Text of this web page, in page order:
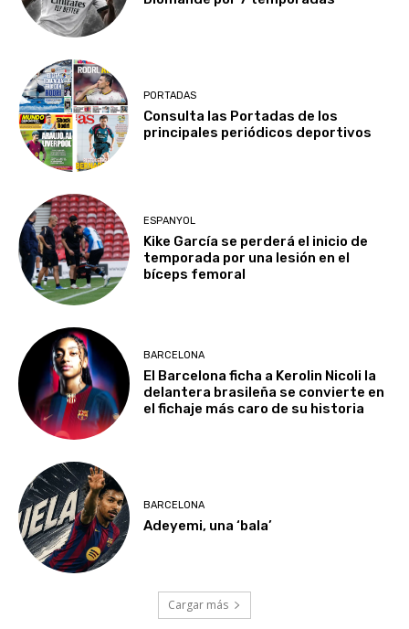
PORTADAS
Consulta las Portadas de los
principales periódicos deportivos
ESPANYOL
Kike García se perderá el inicio de
temporada por una lesión en el
bíceps femoral
BARCELONA
El Barcelona ficha a Kerolin Nicoli la
delantera brasileña se convierte en
el fichaje más caro de su historia
BARCELONA
Adeyemi, una ‘bala’
Cargar más